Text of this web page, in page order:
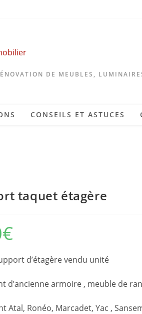
DE MEUBLES,
CONSEILS ET ASTUCES
taquet étagère
€
d’étagère vendu unité
d’ancienne armoire , meuble de
Atal, Ronéo, Marcadet, Yac ,